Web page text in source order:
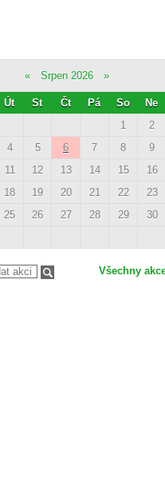
« Srpen 2026 »
Út St Čt Pá So
Ne
1
2
4 5 6 7 8
9
11 12 13 14 15
16
18 19 20 21 22
23
25 26 27 28 29
30
Všechny